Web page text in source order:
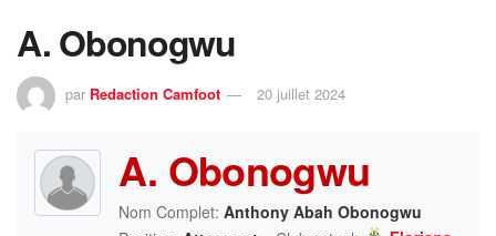
A. Obonogwu
par Redaction Camfoot 20 juillet 2024
A. Obonogwu
Nom Complet: Anthony Abah Obonogwu